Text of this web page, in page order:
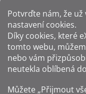
Potvrďte nám​​, že už
nastavení cookies.
Díky cookies, které
tomto webu,
nebo vám
neutekla oblíbená
Můžete „Přijmout